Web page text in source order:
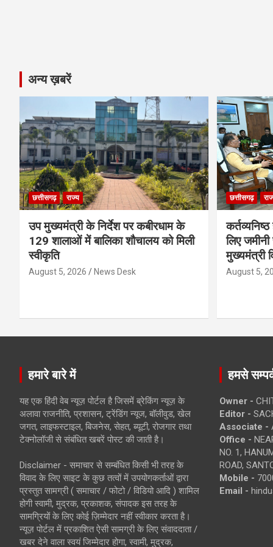
अन्य ख़बरें
छत्तीसगढ़ राज्य
उप मुख्यमंत्री के निर्देश पर कबीरधाम के
129 शालाओं में बालिका शौचालय को मिली
स्वीकृति
August 5, 2026 News Desk
छत्तीसगढ़
लिए
मुख्यमंत्री
August 5,
हमारे बारे में
यह एक हिंदी वेब न्यूज़ पोर्टल है जिसमें ब्रेकिंग न्यूज़ के
अलावा राजनीति, प्रशासन, ट्रेंडिंग न्यूज, बॉलीवुड, खेल
जगत, लाइफस्टाइल, बिजनेस, सेहत, ब्यूटी, रोजगार तथा
टेक्नोलॉजी से संबंधित खबरें पोस्ट की जाती है।
Disclaimer - समाचार से सम्बंधित किसी भी तरह के
विवाद के लिए साइट के कुछ तत्वों में उपयोगकर्ताओं द्वारा
प्रस्तुत सामग्री ( समाचार / फोटो / विडियो आदि ) शामिल
होगी स्वामी, मुद्रक, प्रकाशक, संपादक इस तरह के
सामग्रियों के लिए कोई ज़िम्मेदार नहीं स्वीकार करता है।
न्यूज़ पोर्टल में प्रकाशित ऐसी सामग्री के लिए संवाददाता /
खबर देने वाला स्वयं जिम्मेदार होगा, स्वामी, मुद्रक,
हमसे
Owner -
Editor -
Associate -
Office -
NO. 1,
ROAD,
Mobile -
Email -